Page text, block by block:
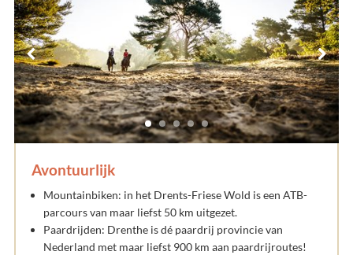
Avontuurlijk
Mountainbiken: in het Drents-Friese Wold is een ATB-
parcours van maar liefst 50 km uitgezet.
Paardrijden: Drenthe is dé paardrij provincie van
Nederland met maar liefst 900 km aan paardrijroutes!